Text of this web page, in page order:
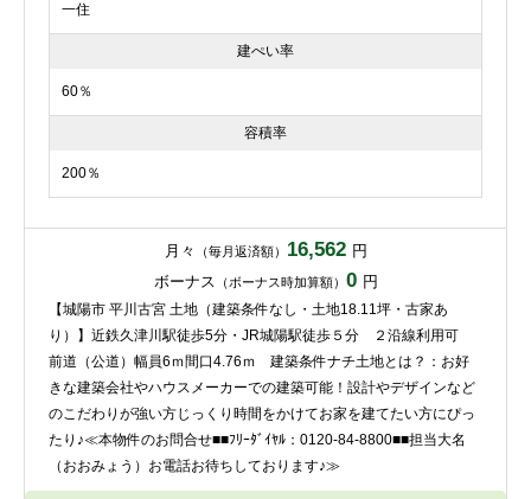
一住
建ぺい率
60％
容積率
200％
月々 （毎月返済額） 16,562 円
ボーナス （ボーナス時加算額） 0 円
【城陽市 平川古宮 土地（建築条件なし・土地18.11坪・古家あ
り）】近鉄久津川駅徒歩5分・JR城陽駅徒歩５分 ２沿線利用可
前道（公道）幅員6ｍ間口4.76ｍ 建築条件ナチ土地とは？：お好
きな建築会社やハウスメーカーでの建築可能！設計やデザインなど
のこだわりが強い方じっくり時間をかけてお家を建てたい方にぴっ
たり♪≪本物件のお問合せ■■ﾌﾘｰﾀﾞｲﾔﾙ：0120-84-8800■■担当大名
（おおみょう）お電話お待ちしております♪≫